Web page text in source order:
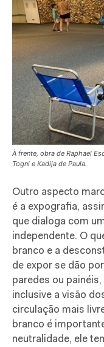
À frente, obra de Raphael
Togni e Kadija de Paula.
Outro aspecto
é a expografia,
que dialoga com
independente. O
branco e a
de expor se dão
paredes ou
inclusive a visão
circulação mais
branco é
neutralidade, ele